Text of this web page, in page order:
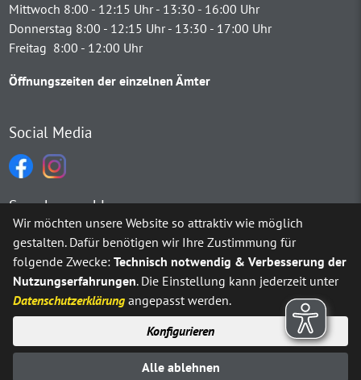
Mittwoch 8:00 - 12:15 Uhr - 13:30 - 16:00 Uhr
Donnerstag 8:00 - 12:15 Uhr - 13:30 - 17:00 Uhr
Freitag 8:00 - 12:00 Uhr
Öffnungszeiten der einzelnen Ämter
Social Media
Sprachauswahl
Möchten Sie vonGoogle Translate bereitgestellte externe
Ja Immer
Impressum
Datenschutz
Wir möchten unsere Website so attraktiv wie möglich
gestalten. Dafür benötigen wir Ihre Zustimmung für
folgende Zwecke:Technisch notwendig & Verbesserung der
Nutzungserfahrungen. Die Einstellung kann jederzeit unter
Datenschutzerklärung angepasst werden.
Konfigurieren
Alle ablehnen